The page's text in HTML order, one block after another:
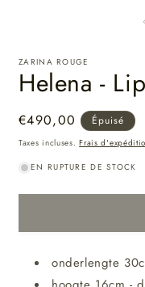
ZARINA ROUGE
Helena -
Prix
habituel
€490,00 Épuisé
Taxes incluses.Frais
EN RUPTURE DE STOCK
onderlengte